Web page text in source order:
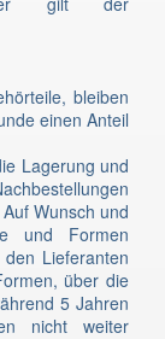
bleiben
einen Anteil
Lagerung und
Wunsch und
und Formen
Lieferanten
über die
5 Jahren
nicht weiter